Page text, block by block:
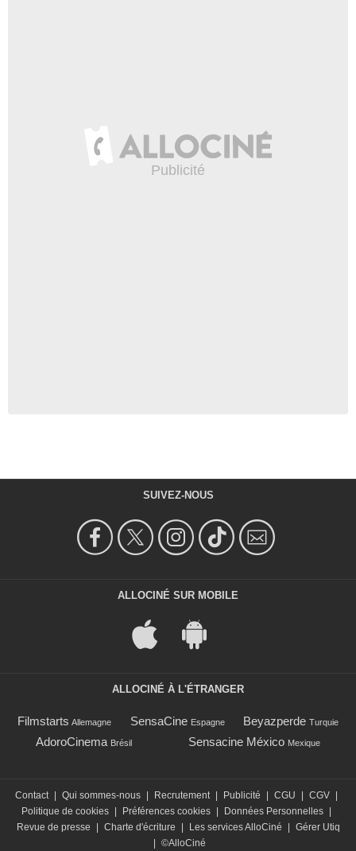
SUIVEZ-NOUS
ALLOCINÉ SUR MOBILE
ALLOCINÉ À L'ÉTRANGER
Filmstarts Allemagne SensaCine Espagne Beyazperde Turquie
AdoroCinema Brésil Sensacine México Mexique
Contact Qui sommes-nous Recrutement Publicité CGU CGV
Politique de cookies
Préférences cookies Données Personnelles
Revue de presse
Charte d'écriture Les services AlloCiné
Gérer Utiq
©AlloCiné